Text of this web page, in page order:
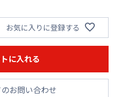
お気に入りに登録する
に入れる
お問い合わせ